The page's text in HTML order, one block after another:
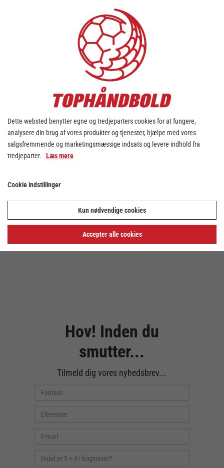
Hov! Inden du
smutter...
Tilmeld dig vores nyhedsbrev...
Dette websted benytter egne og tredjeparters cookies for at fungere,
analysere din brug af vores produkter og tjenester, hjælpe med vores
salgsfremmende og marketingsmæssige indsats og levere indhold fra
tredjeparter. Læs mere
Cookie indstillinger
Kun nødvendige cookies
Accepter alle cookies